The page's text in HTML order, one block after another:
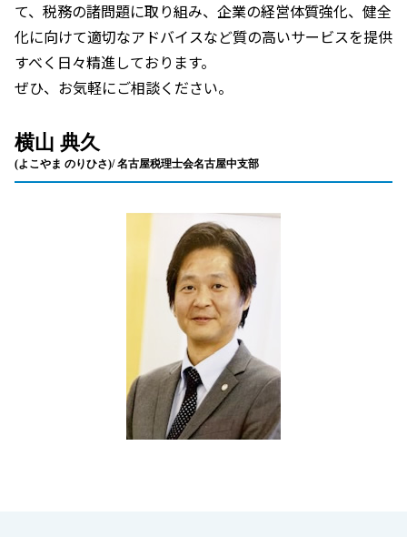
て、税務の諸問題に取り組み、企業の経営体質強化、健全
化に向けて適切なアドバイスなど質の高いサービスを提供
すべく日々精進しております。
ぜひ、お気軽にご相談ください。
横山 典久
(よこやま のりひさ)/ 名古屋税理士会名古屋中支部